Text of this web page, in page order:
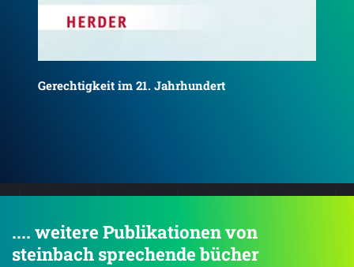
.... weitere Publikationen von
steinbach sprechende bücher